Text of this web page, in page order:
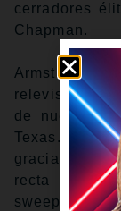
cerradores
Chapman.
Armstrong
relevista
de nueve
Texas.
gracias a su
recta de
sweeper y